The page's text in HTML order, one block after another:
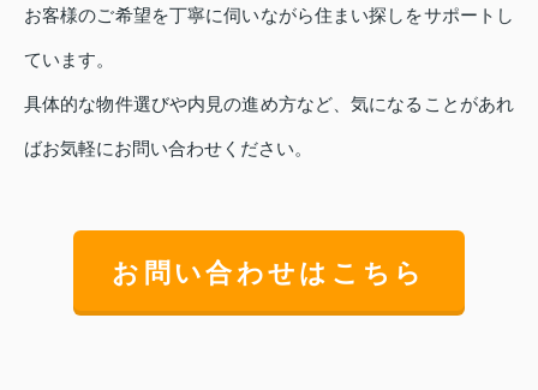
お客様のご希望を丁寧に伺いながら住まい探しをサポートし
ています。
具体的な物件選びや内見の進め方など、気になることがあれ
ばお気軽にお問い合わせください。
お問い合わせはこちら